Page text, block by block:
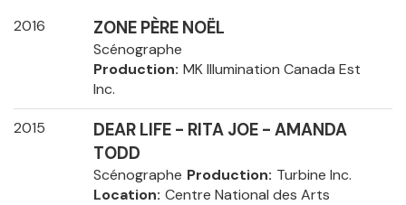
2016 ZONE PÈRE NOËL
Scénographe
Production MK Illumination Canada Est
Inc.
2015
DEAR LIFE - RITA JOE - AMANDA
TODD
Scénographe Production Turbine Inc.
Location Centre National des Arts